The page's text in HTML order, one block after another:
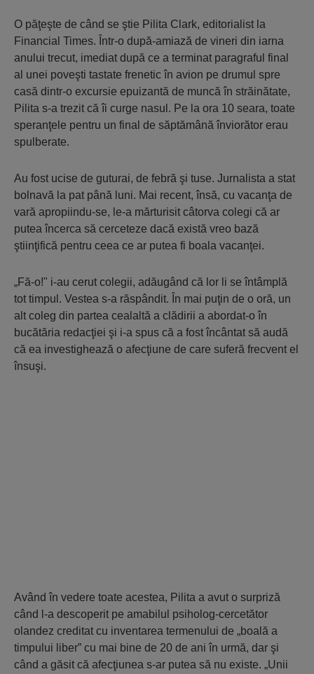
O păţeşte de când se ştie Pilita Clark, editorialist la
Financial Times. Într-o după-amiază de vineri din iarna
anului trecut, imediat după ce a terminat paragraful final
al unei poveşti tastate frenetic în avion pe drumul spre
casă dintr-o excursie epuizantă de muncă în străinătate,
Pilita s-a trezit că îi curge nasul. Pe la ora 10 seara, toate
speranţele pentru un final de săptămână înviorător erau
spulberate.
Au fost ucise de guturai, de febră şi tuse. Jurnalista a stat
bolnavă la pat până luni. Mai recent, însă, cu vacanţa de
vară apropiindu-se, le-a mărturisit câtorva colegi că ar
putea încerca să cerceteze dacă există vreo bază
ştiinţifică pentru ceea ce ar putea fi boala vacanţei.
„Fă-o!" i-au cerut colegii, adăugând că lor li se întâmplă
tot timpul. Vestea s-a răspândit. În mai puţin de o oră, un
alt coleg din partea cealaltă a clădirii a abordat-o în
bucătăria redacţiei şi i-a spus că a fost încântat să audă
că ea investighează o afecţiune de care suferă frecvent el
însuşi.
Având în vedere toate acestea, Pilita a avut o surpriză
când l-a descoperit pe amabilul psiholog-cercetător
olandez creditat cu inventarea termenului de „boală a
timpului liber” cu mai bine de 20 de ani în urmă, dar şi
când a găsit că afecţiunea s-ar putea să nu existe. „Unii